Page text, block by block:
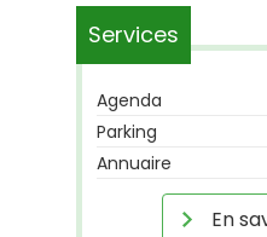
Services
Agenda
Parking
Annuaire
En